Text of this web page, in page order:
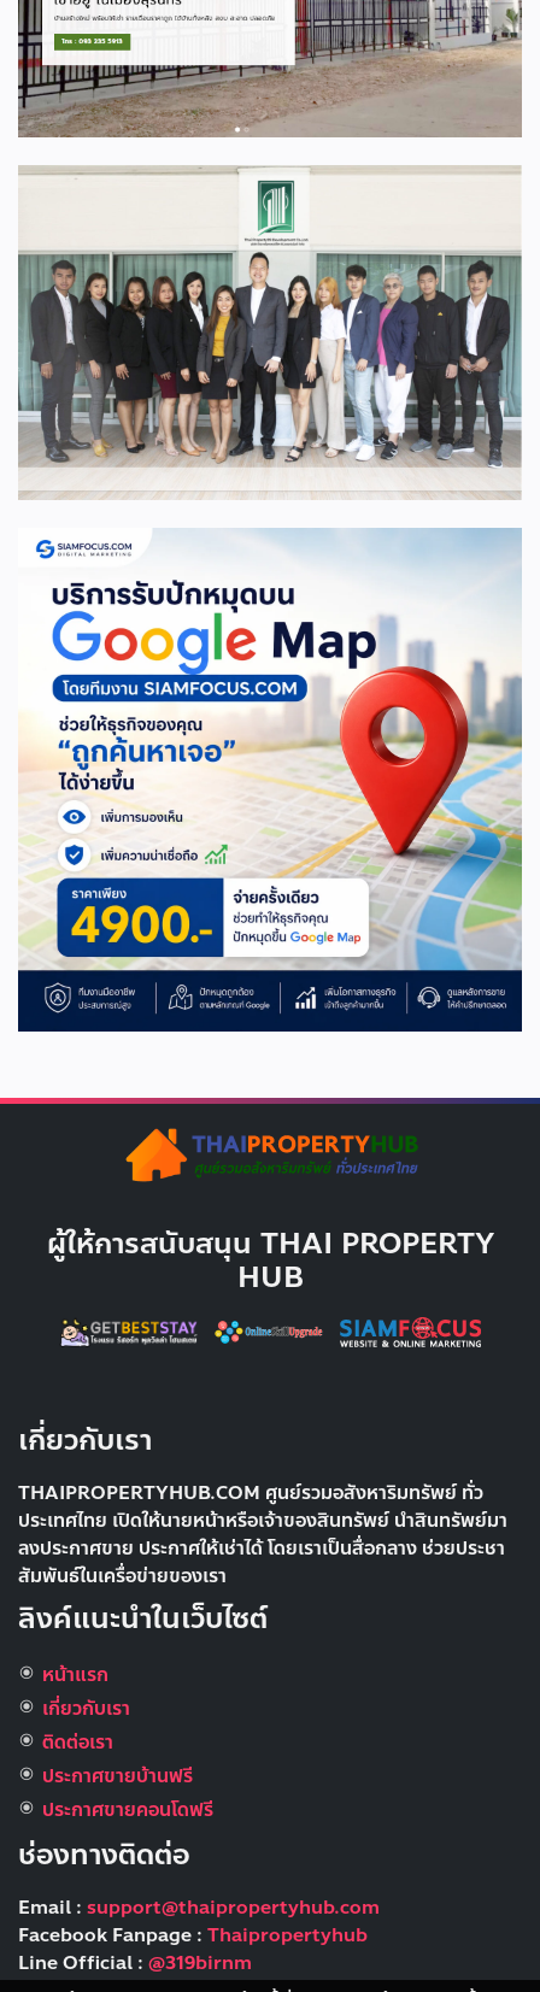
ผู้ให้การสนับสนุน THAI PROPERTY
HUB
เกี่ยวกับเรา
THAIPROPERTYHUB.COM ศูนย์รวมอสังหาริมทรัพย์ ทั่ว
ประเทศไทย เปิดให้นายหน้าหรือเจ้าของสินทรัพย์ นำสินทรัพย์มา
ลงประกาศขาย ประกาศให้เช่าได้ โดยเราเป็นสื่อกลาง ช่วยประชา
สัมพันธ์ในเครื่อข่ายของเรา
ลิงค์แนะนำในเว็บไซต์
หน้าแรก
เกี่ยวกับเรา
ติดต่อเรา
ประกาศขายบ้านฟรี
ประกาศขายคอนโดฟรี
ช่องทางติดต่อ
Email : support@thaipropertyhub.com
Facebook Fanpage : Thaipropertyhub
Line Official : @319birnm